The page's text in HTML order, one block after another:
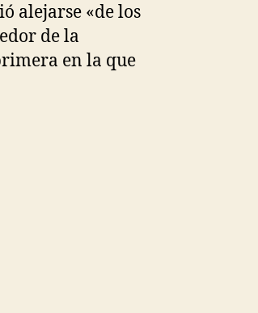
alejarse «de los
de la
en la que